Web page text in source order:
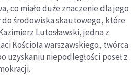
co miało duże znaczenie dla jego
do środowiska skautowego, które
Lutosławski, jedna z
Kościoła warszawskiego, twórca
uzyskaniu niepodległości poseł z